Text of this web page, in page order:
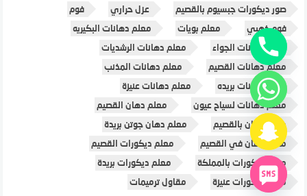
صور ديكورات جبسيوم بالقصيم
عزل حراري
فوم
فوم ذهبي
معلم بويات
معلم دهانات البكيريه
معلم دهانات الجواء
معلم دهانات الرشديات
معلم دهانات القصيم
معلم دهانات المذنب
معلم دهانات بريده
معلم دهانات عنيزة
معلم دهانات لسياح عيون
معلم دهان القصيم
معلم دهان بالقصيم
معلم دهان جوتن بريدة
معلم دهان في القصيم
معلم ديكورات القصيم
معلم ديكورات بالمملكة
معلم ديكورات بريدة
معلم ديكورات عنيزة
مقاول ترميمات